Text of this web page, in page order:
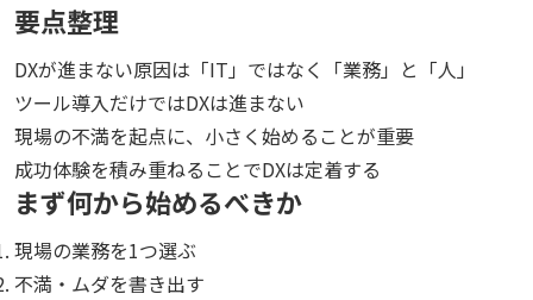
要点整理
DXが進まない原因は「IT」ではなく「業務」と「人」
ツール導入だけではDXは進まない
現場の不満を起点に、小さく始めることが重要
成功体験を積み重ねることでDXは定着する
まず何から始めるべきか
現場の業務を1つ選ぶ
不満・ムダを書き出す